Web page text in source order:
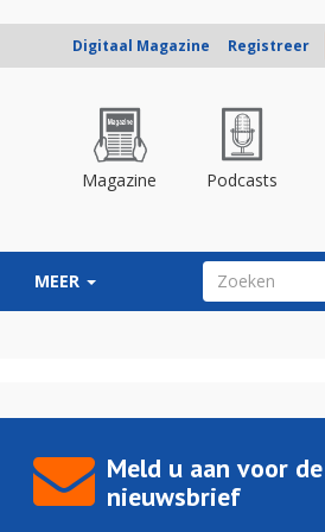
Digitaal Magazine Registreer
Magazine Podcasts
MEER ZOEKVELD
Meld u aan voor de
nieuwsbrief